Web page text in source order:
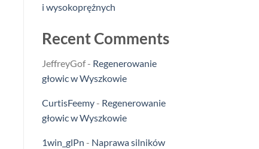
i wysokoprężnych
Recent Comments
JeffreyGof- Regenerowanie
głowic w Wyszkowie
CurtisFeemy- Regenerowanie
głowic w Wyszkowie
1win_glPn - Naprawa silników